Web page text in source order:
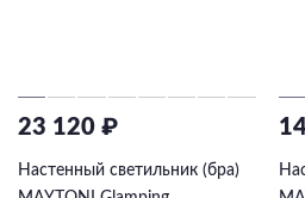
23 120 ₽
Настенный светильник (бра)